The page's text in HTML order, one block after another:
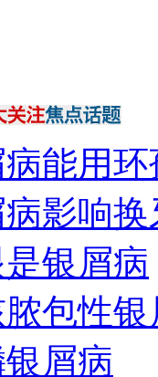
能用环
影响换
银屑病
包性银
屑病